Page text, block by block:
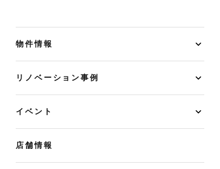
物件情報
リノベーション事例
イベント
店舗情報